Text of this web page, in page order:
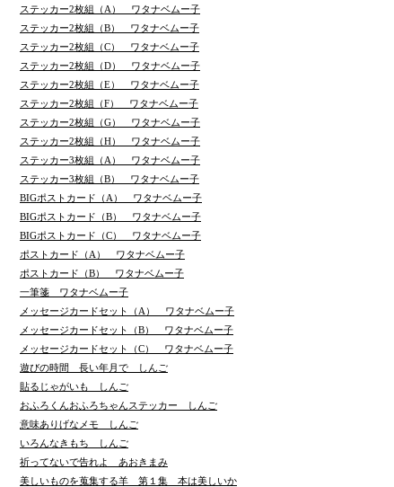
ステッカー2枚組（A） ワタナベムー子
ステッカー2枚組（B） ワタナベムー子
ステッカー2枚組（C） ワタナベムー子
ステッカー2枚組（D） ワタナベムー子
ステッカー2枚組（E） ワタナベムー子
ステッカー2枚組（F） ワタナベムー子
ステッカー2枚組（G） ワタナベムー子
ステッカー2枚組（H） ワタナベムー子
ステッカー3枚組（A） ワタナベムー子
ステッカー3枚組（B） ワタナベムー子
BIGポストカード（A） ワタナベムー子
BIGポストカード（B） ワタナベムー子
BIGポストカード（C） ワタナベムー子
ポストカード（A） ワタナベムー子
ポストカード（B） ワタナベムー子
一筆箋 ワタナベムー子
メッセージカードセット（A） ワタナベムー子
メッセージカードセット（B） ワタナベムー子
メッセージカードセット（C） ワタナベムー子
遊びの時間 長い年月で しんご
貼るじゃがいも しんご
おふろくんおふろちゃんステッカー しんご
意味ありげなメモ しんご
いろんなきもち しんご
祈ってないで告れよ あおきまみ
美しいものを蒐集する羊 第１集 本は美しいか